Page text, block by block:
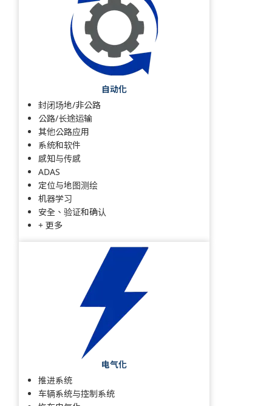
自动化
封闭场地/非公路
公路/长途运输
其他公路应用
系统和软件
感知与传感
ADAS
定位与地图测绘
机器学习
安全、验证和确认
+ 更多
电气化
推进系统
车辆系统与控制系统